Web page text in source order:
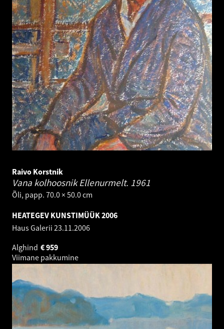
Raivo Korstnik
Vana kolhoosnik Ellenurmelt. 1961
Õli, papp. 70.0 × 50.0 cm
HEATEGEV KUNSTIMÜÜK 2006
Haus Galerii 23.11.2006
Alghind
959
€
Viimane pakkumine